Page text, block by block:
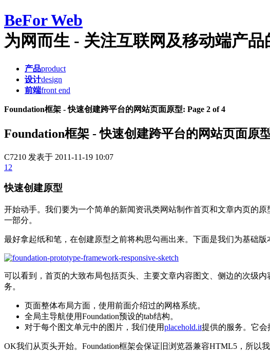
BeFor Web
为网而生 - 关注互联网及移动端产品
产品product
设计design
前端front end
Foundation框架 - 快速创建跨平台的网站页面原型: Page 2 of 4
Foundation框架 - 快速创建跨平台的网站页面原
C7210 发表于 2011-11-19 10:07
12
快速创建原型
开始动手。我们要为一个简单的新闻资讯类网站制作首页和文章内页的
一部分。
最好拿起纸和笔，在创建原型之前将构思勾画出来。下面是我们为基础版
可以看到，首页的大致布局包括页头、主要文章内容图文、侧边的次级
务。
页面整体布局方面，使用前面介绍过的网格系统。
全局主导航使用Foundation预设的tab结构。
对于每个图文单元中的图片，我们使用placehold.it提供的服务。它会
OK我们从页头开始。Foundation框架会保证旧浏览器兼容HTML5，所以